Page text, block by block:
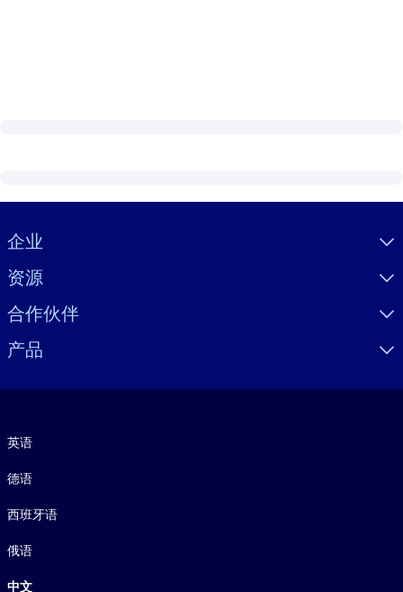
Visually hidden Text
企业
资源
合作伙伴
产品
英语
德语
西班牙语
俄语
中文